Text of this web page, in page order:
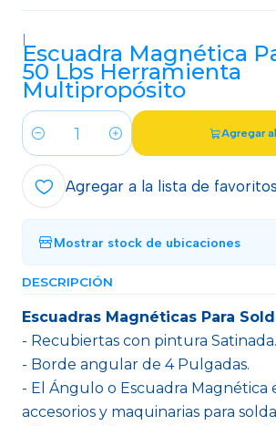
|
Escuadra Magnética
50 Lbs Herramienta
Multipropósito
Cantidad
Agregar
Agregar a la lista de favoritos
Mostrar stock de ubicaciones
DESCRIPCIÓN
Escuadras Magnéticas Para
- Recubiertas con pintura Satinada.
- Borde angular de 4 Pulgadas.
- El Ángulo o Escuadra Magnética
accesorios y maquinarias para